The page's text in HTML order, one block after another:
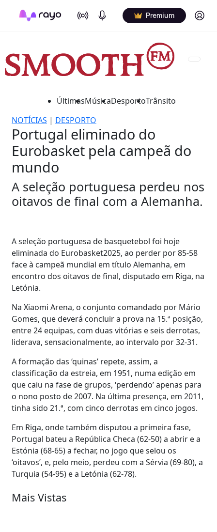
On Air Podcasts Premium Log in
ÚltimasMúsicaDesportoTrânsito
NOTÍCIAS | DESPORTO
Portugal eliminado do
Eurobasket pela campeã do
mundo
A seleção portuguesa perdeu nos
oitavos de final com a Alemanha.
A seleção portuguesa de basquetebol foi hoje
eliminada do Eurobasket2025, ao perder por 85-58
face à campeã mundial em título Alemanha, em
encontro dos oitavos de final, disputado em Riga, na
Letónia.
Na Xiaomi Arena, o conjunto comandado por Mário
Gomes, que deverá concluir a prova na 15.ª posição,
entre 24 equipas, com duas vitórias e seis derrotas,
liderava, sensacionalmente, ao intervalo por 32-31.
A formação das ‘quinas’ repete, assim, a
classificação da estreia, em 1951, numa edição em
que caiu na fase de grupos, ‘perdendo’ apenas para
o nono posto de 2007. Na última presença, em 2011,
tinha sido 21.ª, com cinco derrotas em cinco jogos.
Em Riga, onde também disputou a primeira fase,
Portugal bateu a República Checa (62-50) a abrir e a
Estónia (68-65) a fechar, no jogo que selou os
‘oitavos’, e, pelo meio, perdeu com a Sérvia (69-80), a
Turquia (54-95) e a Letónia (62-78).
Mais Vistas